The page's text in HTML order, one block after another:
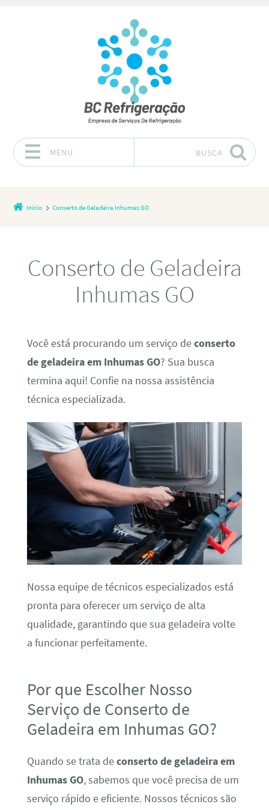
MENU BUSCA
Início Conserto de Geladeira Inhumas GO
Conserto de Geladeira
Inhumas GO
Você está procurando um serviço deconserto
de geladeira em Inhumas GO? Sua busca
termina aqui! Confie na nossa assistência
técnica especializada.
Nossa equipe de técnicos especializados está
pronta para oferecer um serviço de alta
qualidade, garantindo que sua geladeira volte
a funcionar perfeitamente.
Por que Escolher Nosso
Serviço de Conserto de
Geladeira em Inhumas GO?
Quando se trata deconserto de geladeira em
Inhumas GO, sabemos que você precisa de um
serviço rápido e eficiente. Nossos técnicos são